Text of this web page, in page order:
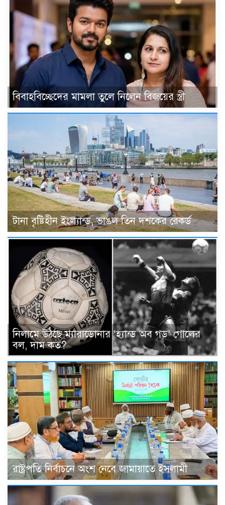
বিবাহবিচ্ছেদের মামলা তুলে নিলেন বিজয়ের স্ত্রী
টানা বৃষ্টিহীন ইংল্যান্ড, ভাঙল তিন দশকের রেকর্ড
নিলামে উঠছে ম্যারাডোনার ‘হ্যান্ড অব গড’ গোলের
বল, দাম কত?
রাষ্ট্রপতি নির্বাচনে অংশ নেবে জামায়াতে ইসলামী